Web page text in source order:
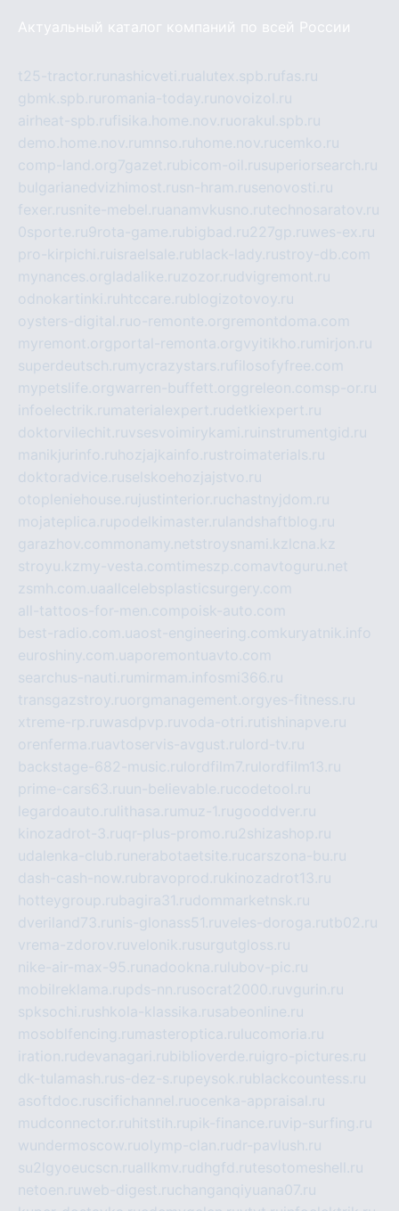
Актуальный каталог компаний по всей России
t25-tractor.ru nashicveti.rualutex.spb.rufas.ru
gbmk.spb.ru romania-today.ru novoizol.ru
airheat-spb.rufisika.home.nov.ruorakul.spb.ru
demo.home.nov.ru mnso.ru home.nov.rucemko.ru
comp-land.org 7gazet.rubicom-oil.rusuperiorsearch.ru
bulgarianedvizhimost.rusn-hram.rusenovosti.ru
fexer.rusnite-mebel.ruanamvkusno.rutechnosaratov.ru
0sporte.ru9rota-game.rubigbad.ru227gp.ruwes-ex.ru
pro-kirpichi.ru israelsale.rublack-lady.rustroy-db.com
mynances.org ladalike.ruzozor.rudvigremont.ru
odnokartinki.ru htccare.rublogizotovoy.ru
oysters-digital.ruo-remonte.org remontdoma.com
myremont.org portal-remonta.orgvyitikho.ru mirjon.ru
superdeutsch.ru mycrazystars.rufilosofyfree.com
mypetslife.orgwarren-buffett.orggreleon.comsp-or.ru
infoelectrik.ru materialexpert.rudetkiexpert.ru
doktorvilechit.ruvsesvoimirykami.ru instrumentgid.ru
manikjurinfo.ru hozjajkainfo.rustroimaterials.ru
doktoradvice.ruselskoehozjajstvo.ru
otopleniehouse.ru justinterior.ruchastnyjdom.ru
mojateplica.rupodelkimaster.ru landshaftblog.ru
garazhov.com monamy.netstroysnami.kz lcna.kz
stroyu.kz my-vesta.com timeszp.comavtoguru.net
zsmh.com.uaallcelebsplasticsurgery.com
all-tattoos-for-men.com poisk-auto.com
best-radio.com.uaost-engineering.com kuryatnik.info
euroshiny.com.ua poremontuavto.com
searchus-nauti.ru mirmam.infosmi366.ru
transgazstroy.ruorgmanagement.orgyes-fitness.ru
xtreme-rp.ruwasdpvp.ruvoda-otri.rutishinapve.ru
orenferma.ruavtoservis-avgust.ru lord-tv.ru
backstage-682-music.ru lordfilm7.ru lordfilm13.ru
prime-cars63.ruun-believable.rucodetool.ru
legardoauto.ru lithasa.ru muz-1.rugooddver.ru
kinozadrot-3.ruqr-plus-promo.ru2shizashop.ru
udalenka-club.ru nerabotaetsite.rucarszona-bu.ru
dash-cash-now.rubravoprod.rukinozadrot13.ru
hotteygroup.rubagira31.rudommarketnsk.ru
dveriland73.ru nis-glonass51.ruveles-doroga.rutb02.ru
vrema-zdorov.ruvelonik.rusurgutgloss.ru
nike-air-max-95.ru nadookna.ru lubov-pic.ru
mobilreklama.rupds-nn.rusocrat2000.ruvgurin.ru
spksochi.rushkola-klassika.rusabeonline.ru
mosoblfencing.ru masteroptica.ru lucomoria.ru
iration.rudevanagari.rubiblioverde.ru igro-pictures.ru
dk-tulamash.rus-dez-s.rupeysok.rublackcountess.ru
asoftdoc.ruscifichannel.ruocenka-appraisal.ru
mudconnector.ru hitstih.rupik-finance.ruvip-surfing.ru
wundermoscow.ruolymp-clan.rudr-pavlush.ru
su2lgyoeucscn.ruallkmv.rudhgfd.rutesotomeshell.ru
netoen.ruweb-digest.ruchanganqiyuana07.ru